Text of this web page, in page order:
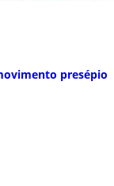
presépio